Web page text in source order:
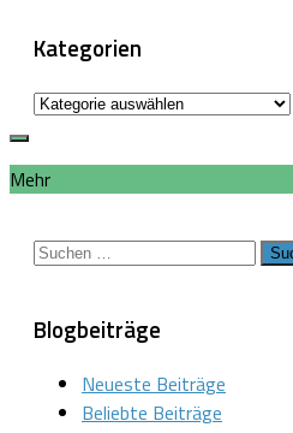
Kategorien
Kategorien
Mehr
Suchen
Blogbeiträge
Neueste Beiträge
Beliebte Beiträge